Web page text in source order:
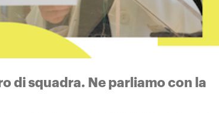
di squadra. Ne parliamo con la